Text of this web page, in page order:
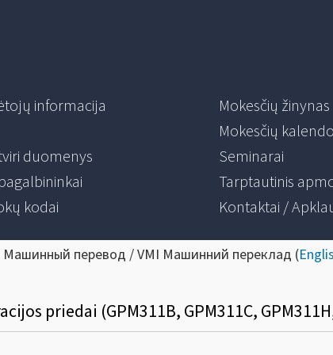
informacija
duomenys
kodai
Mokesčių žinynas
Mokesčių
Seminarai
Tarptautinis
Kontaktai /
Машинный перевод / VMI Машинний переклад (